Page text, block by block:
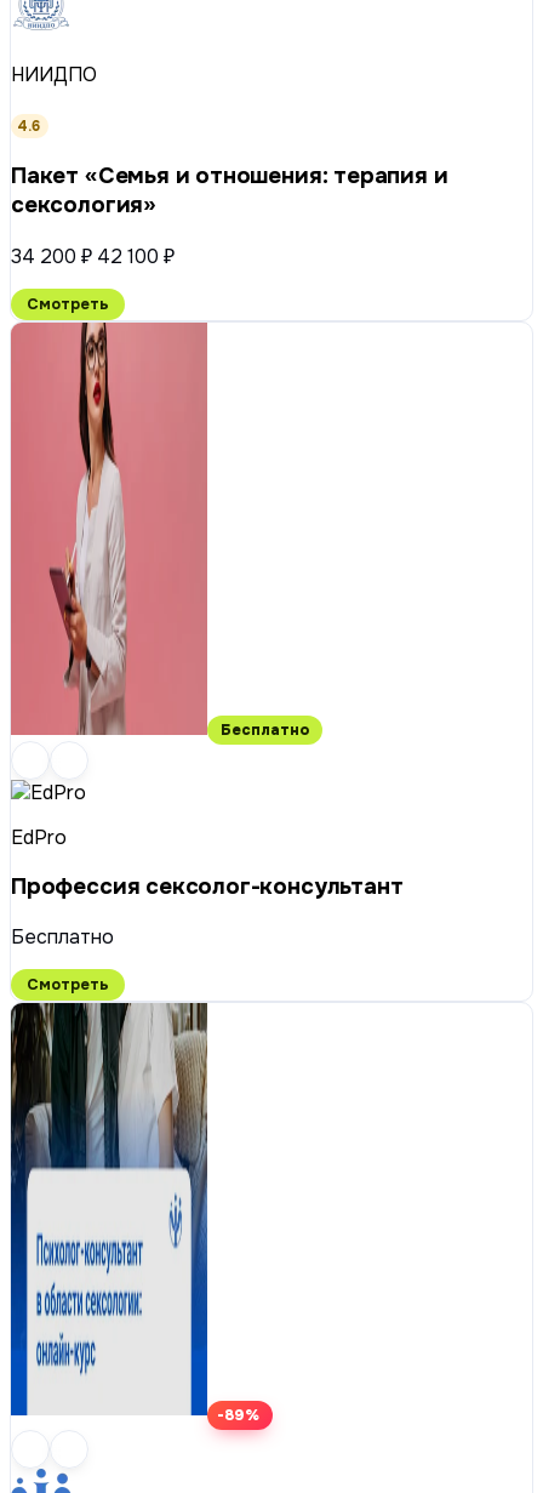
НИИДПО
4.6
Пакет «Семья и отношения: терапия и
сексология»
34 200 ₽ 42 100 ₽
Смотреть
Бесплатно
EdPro
Профессия сексолог-консультант
Бесплатно
Смотреть
-89%